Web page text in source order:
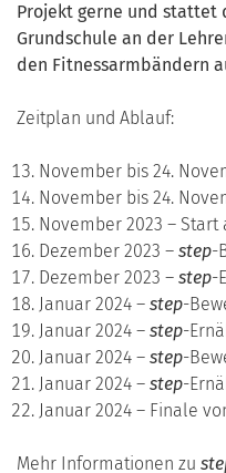
Projekt gerne und
Grundschule an der
den Fitnessarmbändern
Zeitplan und Ablauf:
November bis 24.
November bis 24.
November 2023 –
Dezember 2023 – step-
Dezember 2023 – step-
Januar 2024 – step-
Januar 2024 – step-
Januar 2024 – step-
Januar 2024 – step-
Januar 2024 – Finale
Mehr Informationen zu